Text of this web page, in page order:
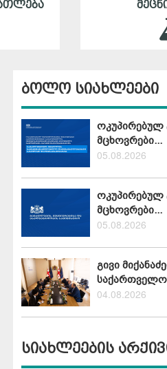
ბოლო სიახლეები
ოკუპირებულ
მცხოვრები...
05.08.2026
ოკუპირებულ
მცხოვრები...
05.08.2026
გივი
04.08.2026
სიახლეების